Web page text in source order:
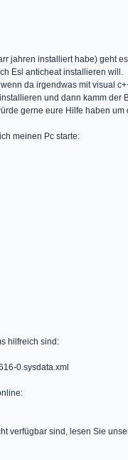
jahren installiert habe) geht
Esl anticheat installieren will.
da irgendwas mit visual
und dann kamm der
gerne eure Hilfe haben um
meinen Pc starte:
hilfreich sind:
0.sysdata.xml
verfügbar sind, lesen Sie